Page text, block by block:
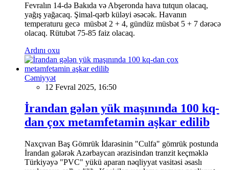
Fevralın 14-də Bakıda və Abşeronda hava tutqun olacaq,
yağış yağacaq. Şimal-qərb küləyi əsəcək. Havanın
temperaturu gecə müsbət 2 + 4, gündüz müsbət 5 + 7 dərəcə
olacaq. Rütubət 75-85 faiz olacaq.
Ardını oxu
Cəmiyyət
12 Fevral 2025, 16:50
İrandan gələn yük maşınında 100 kq-
dan çox metamfetamin aşkar edilib
Naxçıvan Baş Gömrük İdarəsinin "Culfa" gömrük postunda
İrandan gələrək Azərbaycan ərazisindən tranzit keçməklə
Türkiyəyə "PVC" yükü aparan nəqliyyat vasitəsi əsaslı